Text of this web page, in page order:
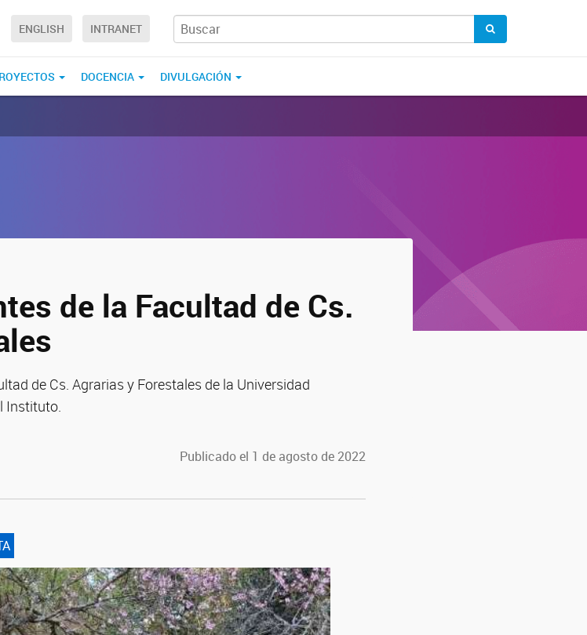
ENGLISH INTRANET
DOCENCIA DIVULGACIÓN
de la Facultad de Cs.
de Cs. Agrarias y Forestales de la Universidad
Instituto.
Publicado el 1 de agosto de 2022